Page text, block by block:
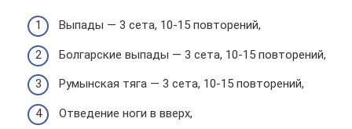
Выпады — 3 сета, 10-15 повторений,
Болгарские выпады — 3 сета, 10-15 повторений,
Румынская тяга — 3 сета, 10-15 повторений,
Отведение ноги в вверх,